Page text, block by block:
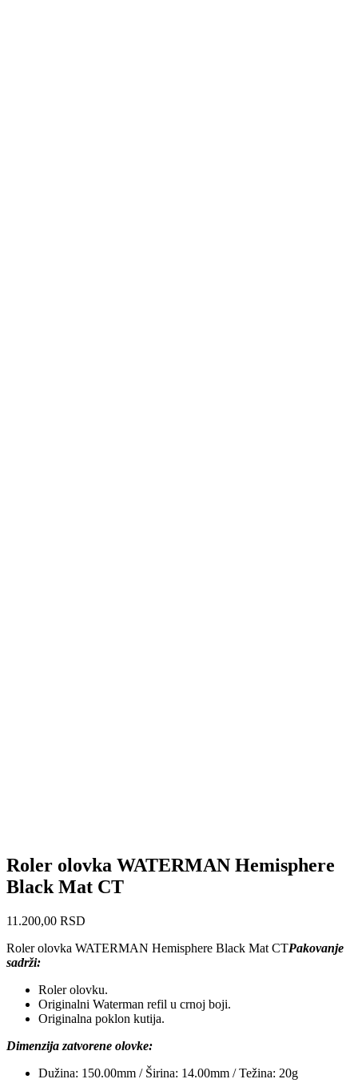
Roler olovka WATERMAN Hemisphere
Black Mat CT
11.200,00 RSD
Roler olovka WATERMAN Hemisphere Black Mat CTPakovanje
sadrži:
Roler olovku.
Originalni Waterman refil u crnoj boji.
Originalna poklon kutija.
Dimenzija zatvorene olovke:
Dužina: 150.00mm / Širina: 14.00mm / Težina: 20g